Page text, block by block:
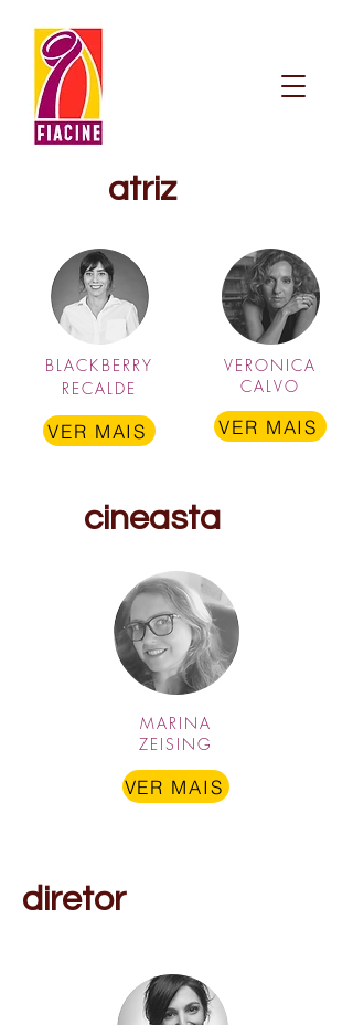
atriz
BLACKBERRY
RECALDE
VER MAIS
VERONICA
CALVO
VER MAIS
cineasta
MARINA
ZEISING
VER MAIS
diretor